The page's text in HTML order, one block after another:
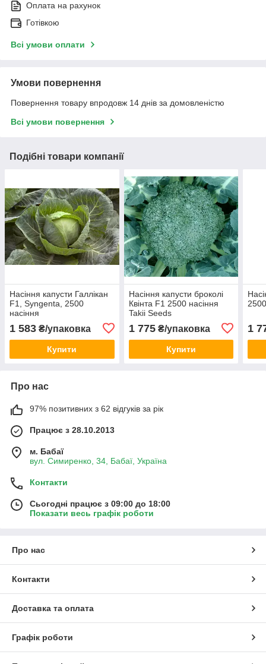
Оплата на рахунок
Готівкою
Всі умови оплати
Умови повернення
Повернення товару впродовж 14 днів за домовленістю
Всі умови повернення
Подібні товари компанії
Насіння капусти Галлікан
F1, Syngenta, 2500
насіння
1 583 ₴/упаковка
Купити
Насіння капусти броколі
Квінта F1 2500 насіння
Takii Seeds
1 775₴/упаковка
Купити
1
Про нас
97% позитивних з 62 відгуків за рік
Працює з 28.10.2013
м. Бабаї
вул. Симиренко, 34, Бабаї, Україна
Контакти
Сьогодні працює з 09:00 до 18:00
Показати весь графік роботи
Про нас
Контакти
Доставка та оплата
Графік роботи